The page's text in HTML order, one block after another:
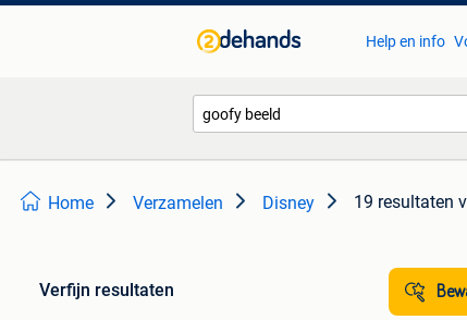
Help en info
Home Verzamelen Disney 19 resultaten
Verfijn resultaten